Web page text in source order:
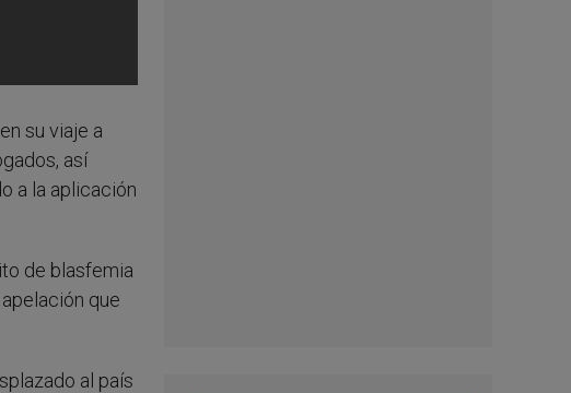
su viaje a
así
a la aplicación
de blasfemia
que
al país